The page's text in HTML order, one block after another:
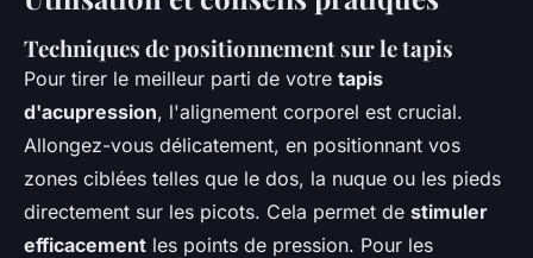
Techniques de positionnement sur le tapis
Pour tirer le meilleur parti de votre tapis
d'acupression, l'alignement corporel est crucial.
Allongez-vous délicatement, en positionnant vos
zones ciblées telles que le dos, la nuque ou les pieds
directement sur les picots. Cela permet de stimuler
efficacement les points de pression. Pour les